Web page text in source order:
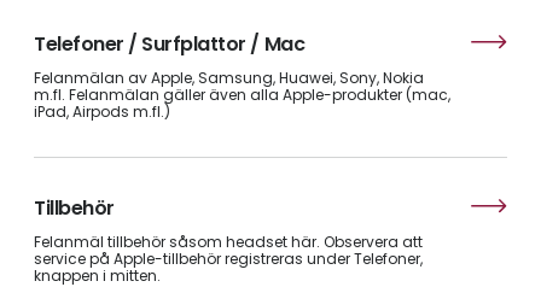
Telefoner / Surfplattor / Mac
Felanmälan av Apple, Samsung, Huawei, Sony, Nokia
m.fl. Felanmälan gäller även alla Apple-produkter (mac,
iPad, Airpods m.fl.)
Tillbehör
Felanmäl tillbehör såsom headset här. Observera att
service på Apple-tillbehör registreras under Telefoner,
knappen i mitten.